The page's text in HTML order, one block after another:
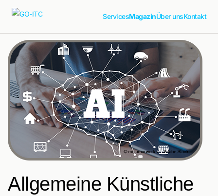
ServicesMagazinÜber unsKontakt
Allgemeine Künstliche